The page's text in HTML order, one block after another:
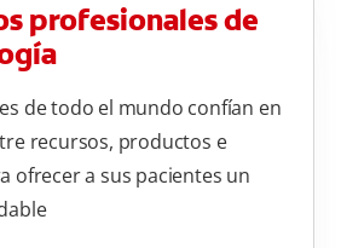
profesionales de
de todo el mundo confían en
recursos, productos e
ofrecer a sus pacientes un